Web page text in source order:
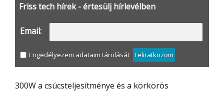
Friss tech hírek - értesülj hírlevélben
Email:
Engedélyezem adataim tárolását Feliratkozom
300W a csúcsteljesítménye és a körkörös